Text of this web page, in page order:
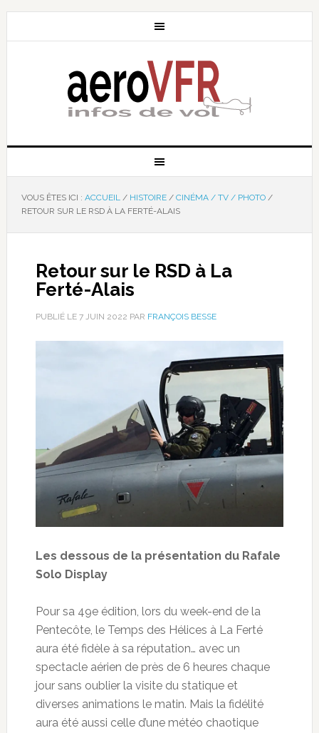
VOUS ÊTES ICI : ACCUEIL / HISTOIRE / CINÉMA / TV / PHOTO /
RETOUR SUR LE RSD À LA FERTÉ-ALAIS
Retour sur le RSD à La
Ferté-Alais
PUBLIÉ LE 7 JUIN 2022 PAR FRANÇOIS BESSE
Les dessous de la présentation du Rafale
Solo Display
Pour sa 49e édition, lors du week-end de la
Pentecôte, le Temps des Hélices à La Ferté
aura été fidèle à sa réputation… avec un
spectacle aérien de près de 6 heures chaque
jour sans oublier la visite du statique et
diverses animations le matin. Mais la fidélité
aura été aussi celle d’une météo chaotique